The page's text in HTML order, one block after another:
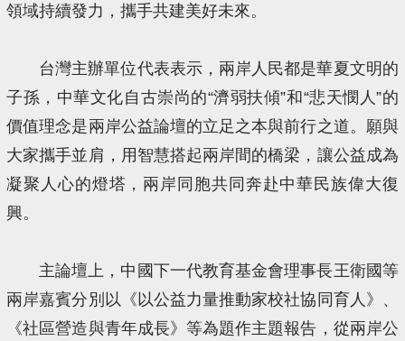
領域持續發力，攜手共建美好未來。
台灣主辦單位代表表示，兩岸人民都是華夏文明的
子孫，中華文化自古崇尚的“濟弱扶傾”和“悲天憫人”的
價值理念是兩岸公益論壇的立足之本與前行之道。願與
大家攜手並肩，用智慧搭起兩岸間的橋梁，讓公益成為
凝聚人心的燈塔，兩岸同胞共同奔赴中華民族偉大復
興。
主論壇上，中國下一代教育基金會理事長王衛國等
兩岸嘉賓分別以《以公益力量推動家校社協同育人》、
《社區營造與青年成長》等為題作主題報告，從兩岸公